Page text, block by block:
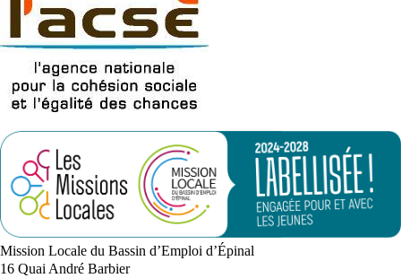
Mission Locale du Bassin d’Emploi d’Épinal
16 Quai André Barbier